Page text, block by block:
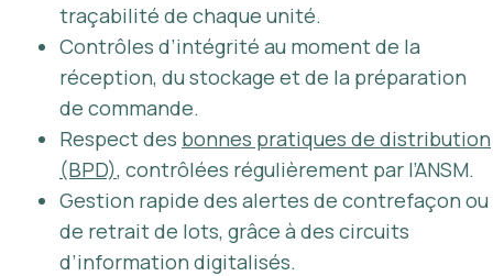
traçabilité de chaque unité.
Contrôles d’intégrité au moment de la
réception, du stockage et de la préparation
de commande.
Respect des bonnes pratiques de distribution
(BPD), contrôlées régulièrement par l’ANSM.
Gestion rapide des alertes de contrefaçon ou
de retrait de lots, grâce à des circuits
d’information digitalisés.